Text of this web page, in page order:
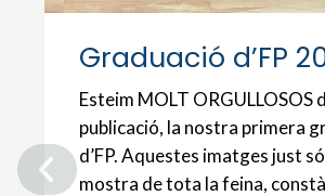
Graduació d’FP
Esteim MOLT ORGULLOSOS
publicació, la nostra primera
d’FP. Aquestes imatges just
mostra de tota la feina,